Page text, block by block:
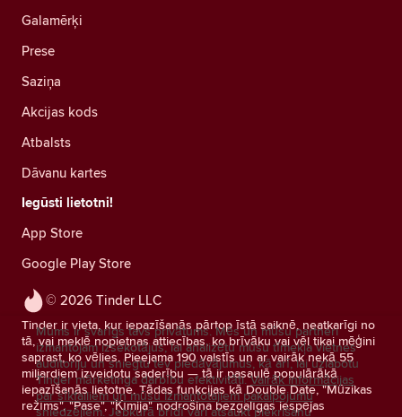
© 2026 Tinder LLC
Tinder ir vieta, kur iepazīšanās pārtop īstā saiknē, neatkarīgi no
tā, vai meklē nopietnas attiecības, ko brīvāku vai vēl tikai mēģini
saprast, ko vēlies. Pieejama 190 valstīs un ar vairāk nekā 55
miljardiem izveidotu saderību — tā ir pasaulē populārākā
iepazīšanās lietotne. Tādas funkcijas kā Double Date, "Mūzikas
režīms", "Pase", "Ķīmija" nodrošina bezgalīgas iespējas
Galamērķi
Prese
Saziņa
Akcijas kods
Atbalsts
Dāvanu kartes
Iegūsti lietotni!
App Store
Google Play Store
Mums ir svarīgs tavs privātums. Mēs un mūsu partneri
izmantojam izsekotājus, lai analizētu mūsu tīmekļa vietnes
auditoriju un sniegtu tev piedāvājumus, kā arī, lai uzlabotu
Tinder mārketinga darbību efektivitāti. Vairāk informācijas
par sīkfailiem un mūsu izmantotajiem pakalpojumu
sniedzējiem. Jebkurā brīdī vari atsaukt piekrišanu